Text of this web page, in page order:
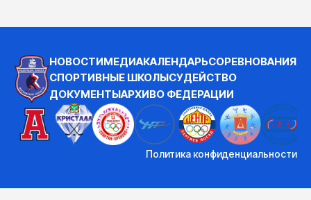
НОВОСТИМЕДИАКАЛЕНДАРЬСОРЕВНОВАНИЯ
СПОРТИВНЫЕ ШКОЛЫСУДЕЙСТВО
ДОКУМЕНТЫАРХИВО ФЕДЕРАЦИИ
Политика конфиденциальности